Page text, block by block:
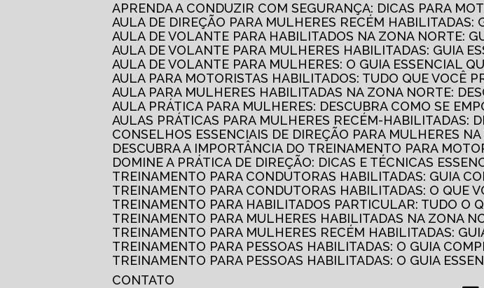
APRENDA A CONDUZIR COM SEGURANÇA: DICAS PARA
AULA DE DIREÇÃO PARA MULHERES RECÉM HABILITADAS:
AULA DE VOLANTE PARA HABILITADOS NA ZONA NORTE:
AULA DE VOLANTE PARA MULHERES HABILITADAS: GUIA
AULA DE VOLANTE PARA MULHERES: O GUIA ESSENCIAL
AULA PARA MOTORISTAS HABILITADOS: TUDO QUE VOCÊ
AULA PARA MULHERES HABILITADAS NA ZONA NORTE:
AULA PRÁTICA PARA MULHERES: DESCUBRA COMO SE
AULAS PRÁTICAS PARA MULHERES RECÉM-
CONSELHOS ESSENCIAIS DE DIREÇÃO PARA MULHERES
DESCUBRA A IMPORTÂNCIA DO TREINAMENTO PARA
DOMINE A PRÁTICA DE DIREÇÃO: DICAS E TÉCNICAS
TREINAMENTO PARA CONDUTORAS HABILITADAS: GUIA
TREINAMENTO PARA CONDUTORAS HABILITADAS: O QUE
TREINAMENTO PARA HABILITADOS PARTICULAR: TUDO O
TREINAMENTO PARA MULHERES HABILITADAS NA ZONA
TREINAMENTO PARA MULHERES RECÉM HABILITADAS:
TREINAMENTO PARA PESSOAS HABILITADAS: O GUIA
TREINAMENTO PARA PESSOAS HABILITADAS: O GUIA
CONTATO